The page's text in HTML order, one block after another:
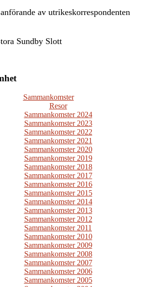
av utrikeskorrespondenten
Sundby Slott
Sammankomster
Resor
Sammankomster 2024
Sammankomster 2023
Sammankomster 2022
Sammankomster 2021
Sammankomster 2020
Sammankomster 2019
Sammankomster 2018
Sammankomster 2017
Sammankomster 2016
Sammankomster 2015
Sammankomster 2014
Sammankomster 2013
Sammankomster 2012
Sammankomster 2011
Sammankomster 2010
Sammankomster 2009
Sammankomster 2008
Sammankomster 2007
Sammankomster 2006
Sammankomster 2005